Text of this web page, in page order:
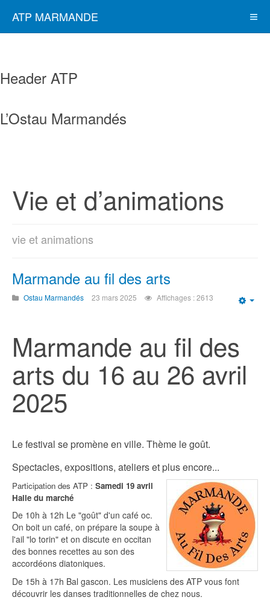
ATP MARMANDE
Header ATP
L’Ostau Marmandés
Vie et d’animations
vie et animations
Marmande au fil des arts
Ostau Marmandés 23 mars 2025 Affichages : 2613
Marmande au fil des
arts du 16 au 26 avril
2025
Le festival se promène en ville. Thème le goût.
Spectacles, expositions, ateliers et plus encore...
Participation des ATP : Samedi 19 avril
Halle du marché
De 10h à 12h Le "goût" d'un café oc.
On boit un café, on prépare la soupe à
l'ail "lo torin" et on discute en occitan
des bonnes recettes au son des
accordéons diatoniques.
De 15h à 17h Bal gascon. Les musiciens des ATP vous font
découvrir les danses traditionnelles de chez nous.